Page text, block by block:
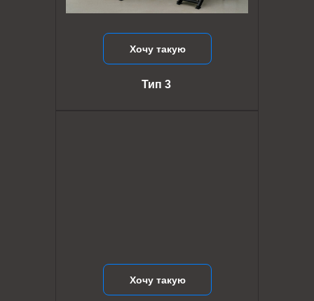
Хочу такую
Хочу такую
Тип 3